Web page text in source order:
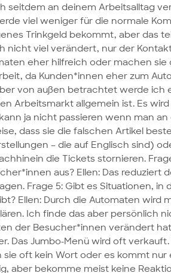
seitdem an deinem Arbeitsalltag
viel weniger für die normale
Trinkgeld bekommt, aber das
nicht viel verändert, nur der
eher hilfreich oder machen
da Kunden*innen eher zum
von außen betrachtet werde ich
Arbeitsmarkt allgemein ist. Es
ja nicht passieren wenn man
dass sie die falschen Artikel
– die auf Englisch sind)
die Tickets stornieren.
aus? Ellen: Das reduziert
Frage 5: Gibt es Situationen,
Ellen: Durch die Automaten wird
Ich finde das aber persönlich
der Besucher*innen verändert
Das Jumbo-Menü wird oft
oft kein Wort oder es kommt nur
aber bekomme meist keine